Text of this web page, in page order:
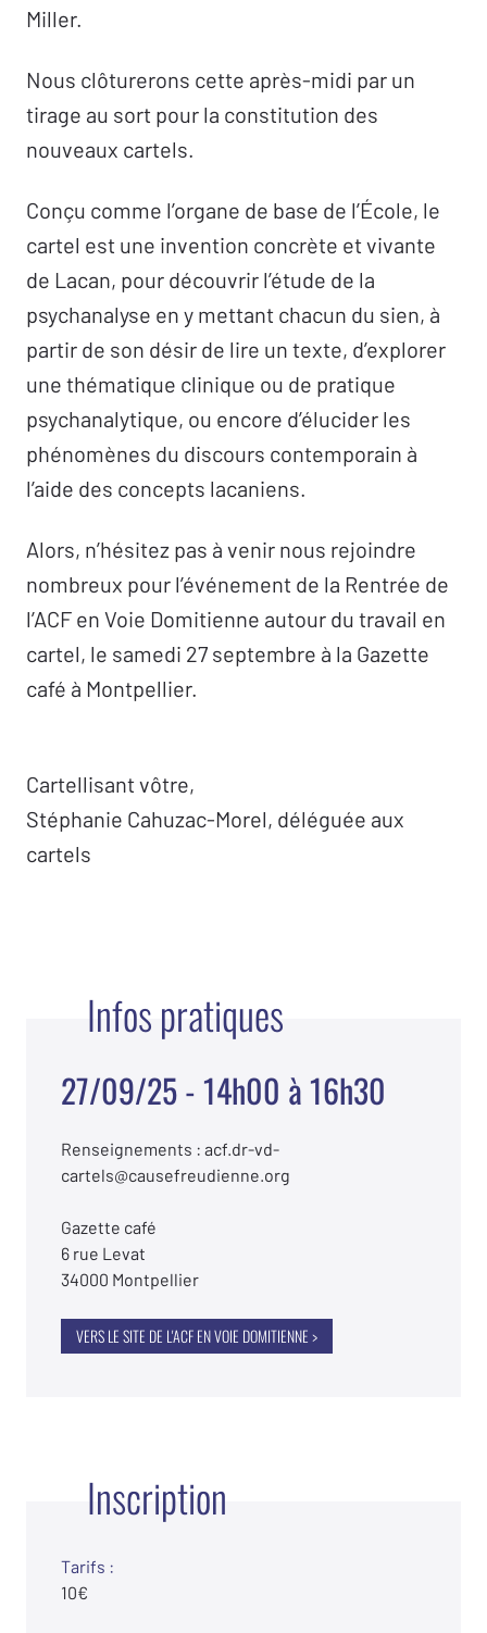
Infos pratiques
27/09/25 - 14h00 à 16h30
Renseignements : acf.dr-vd-
cartels@causefreudienne.org
Gazette café
6 rue Levat
34000 Montpellier
VERS LE SITE DE L'ACF EN VOIE DOMITIENNE >
Inscription
Tarifs :
10€
Miller.
Nous clôturerons cette après-midi par un
tirage au sort pour la constitution des
nouveaux cartels.
Conçu comme l’organe de base de l’École, le
cartel est une invention concrète et vivante
de Lacan, pour découvrir l’étude de la
psychanalyse en y mettant chacun du sien, à
partir de son désir de lire un texte, d’explorer
une thématique clinique ou de pratique
psychanalytique, ou encore d’élucider les
phénomènes du discours contemporain à
l’aide des concepts lacaniens.
Alors, n’hésitez pas à venir nous rejoindre
nombreux pour l’événement de la Rentrée de
l’ACF en Voie Domitienne autour du travail en
cartel, le samedi 27 septembre à la Gazette
café à Montpellier.
Cartellisant vôtre,
Stéphanie Cahuzac-Morel, déléguée aux
cartels